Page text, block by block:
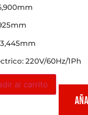
220V/60Hz/1Ph
al carrito